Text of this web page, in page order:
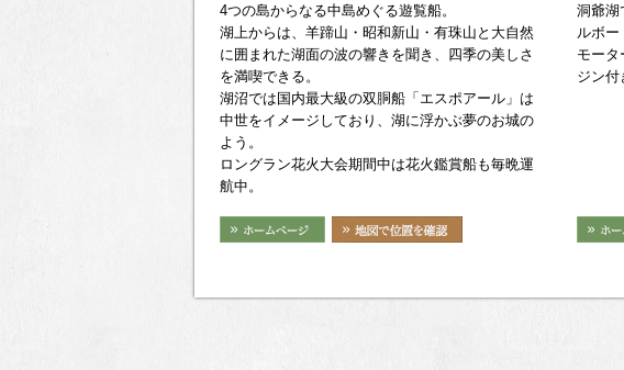
4つの島からなる中島めぐる遊覧船。
湖上からは、羊蹄山・昭和新山・有珠山と大自然
に囲まれた湖面の波の響きを聞き、四季の美しさ
を満喫できる。
湖沼では国内最大級の双胴船「エスポアール」は
中世をイメージしており、湖に浮かぶ夢のお城の
よう。
ロングラン花火大会期間中は花火鑑賞船も毎晩運
航中。
洞爺湖
ルボー
モータ
ジン付